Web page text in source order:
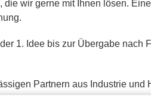
wir gerne mit Ihnen lösen.
1. Idee bis zur Übergabe nach
Partnern aus Industrie und